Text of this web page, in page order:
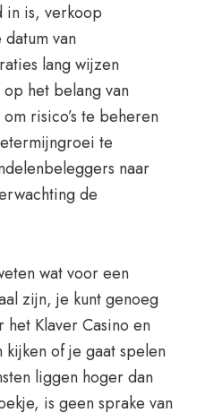
in is, verkoop
van
lang wijzen
het belang van
risico’s te beheren
te
naar
de
wat voor een
zijn, je kunt genoeg
Klaver Casino en
kijken of je gaat spelen
liggen hoger dan
is geen sprake van